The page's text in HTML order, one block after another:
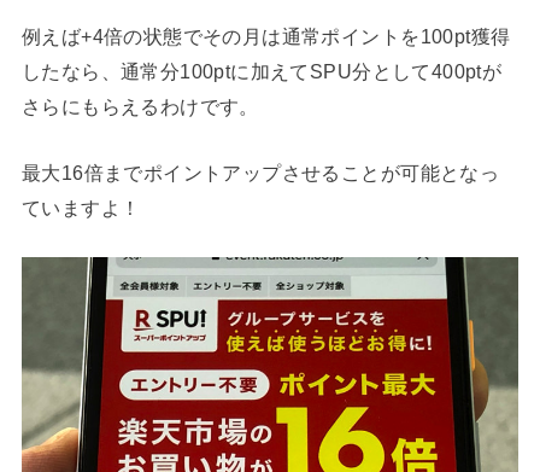
例えば+4倍の状態でその月は通常ポイントを100pt獲得
したなら、通常分100ptに加えてSPU分として400ptが
さらにもらえるわけです。
最大16倍までポイントアップさせることが可能となっ
ていますよ！